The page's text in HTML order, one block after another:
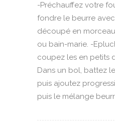
-Préchauffez votre
fondre le beurre
découpé en
ou bain-marie. -
coupez les en petits
Dans un bol, battez
puis ajoutez
puis le mélange